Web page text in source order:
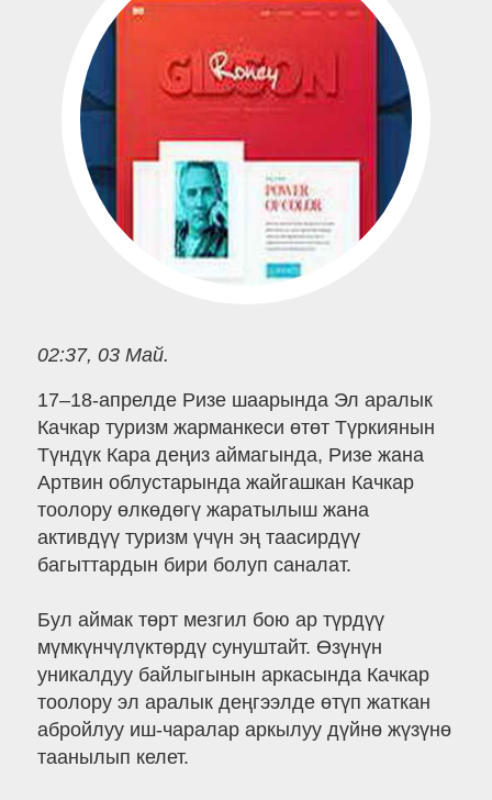
02:37, 03 Май.
17–18-апрелде Ризе шаарында Эл аралык
Качкар туризм жарманкеси өтөт Түркиянын
Түндүк Кара деңиз аймагында, Ризе жана
Артвин облустарында жайгашкан Качкар
тоолору өлкөдөгү жаратылыш жана
активдүү туризм үчүн эң таасирдүү
багыттардын бири болуп саналат.
Бул аймак төрт мезгил бою ар түрдүү
мүмкүнчүлүктөрдү сунуштайт. Өзүнүн
уникалдуу байлыгынын аркасында Качкар
тоолору эл аралык деңгээлде өтүп жаткан
абройлуу иш-чаралар аркылуу дүйнө жүзүнө
таанылып келет.